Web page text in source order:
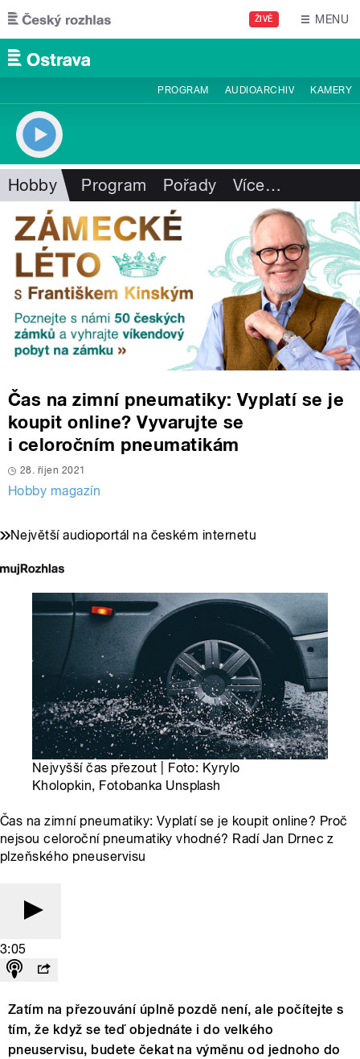
Přejít k hlavnímu obsahu
ŽIVĚ MENU
PROGRAM AUDIOARCHIV KAMERY
Hobby Program Pořady Více…
Čas na zimní pneumatiky: Vyplatí se je
koupit online? Vyvarujte se
i celoročním pneumatikám
28. říjen 2021
Hobby magazín
Největší audioportál na českém internetu
Nejvyšší čas přezout | Foto: Kyrylo
Kholopkin, Fotobanka Unsplash
Čas na zimní pneumatiky: Vyplatí se je koupit online? Proč
nejsou celoroční pneumatiky vhodné? Radí Jan Drnec z
plzeňského pneuservisu
3:05
Zatím na přezouvání úplně pozdě není, ale počítejte s
tím, že když se teď objednáte i do velkého
pneuservisu, budete čekat na výměnu od jednoho do